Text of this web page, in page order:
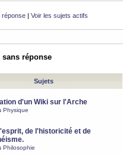
réponse | Voir les sujets actifs
réponse
Sujets
d'un Wiki sur l'Arche
Physique
de l'historicité et de
Philosophie